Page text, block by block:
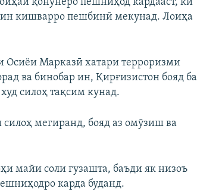
қонунеро пешниҳод кардааст, ки
кишварро пешбинӣ мекунад. Лоиҳа
Осиёи Марказӣ хатари терроризми
ва бинобар ин, Қирғизистон бояд ба
силоҳ тақсим кунад.
мегиранд, бояд аз омӯзиш ва
майи соли гузашта, баъди як низоъ
карда буданд.